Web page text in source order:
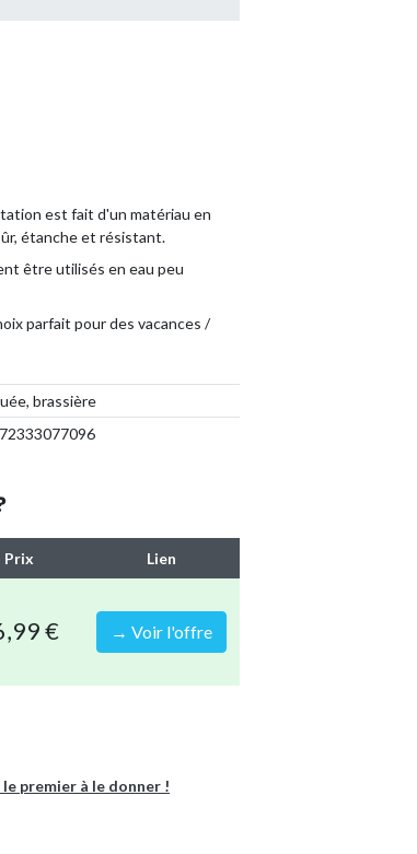
est fait d'un matériau en
étanche et résistant.
être utilisés en eau peu
parfait pour des vacances /
brassière
Prix Lien
€ → Voir l'offre
le premier à le donner !